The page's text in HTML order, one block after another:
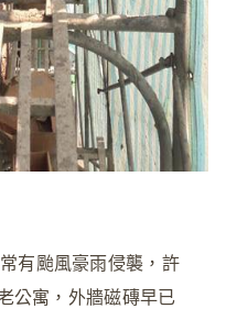
有颱風豪雨侵襲，許
公寓，外牆磁磚早已